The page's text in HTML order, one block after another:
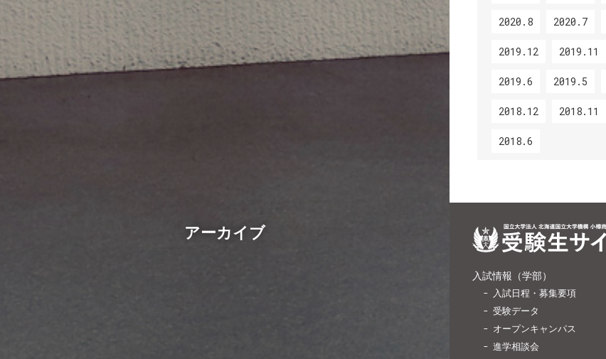
アーカイブ
2020.8 2020.7
2019.12 2019.11
2019.6 2019.5
2018.12 2018.11
2018.6
入試情報（学部）
入試日程・募集要項
受験データ
オープンキャンパス
進学相談会